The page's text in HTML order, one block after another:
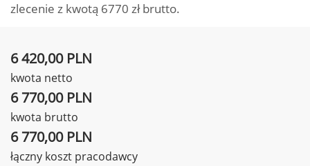
zlecenie z kwotą 6770 zł brutto.
6 420,00 PLN
kwota netto
6 770,00 PLN
kwota brutto
6 770,00 PLN
łączny koszt pracodawcy